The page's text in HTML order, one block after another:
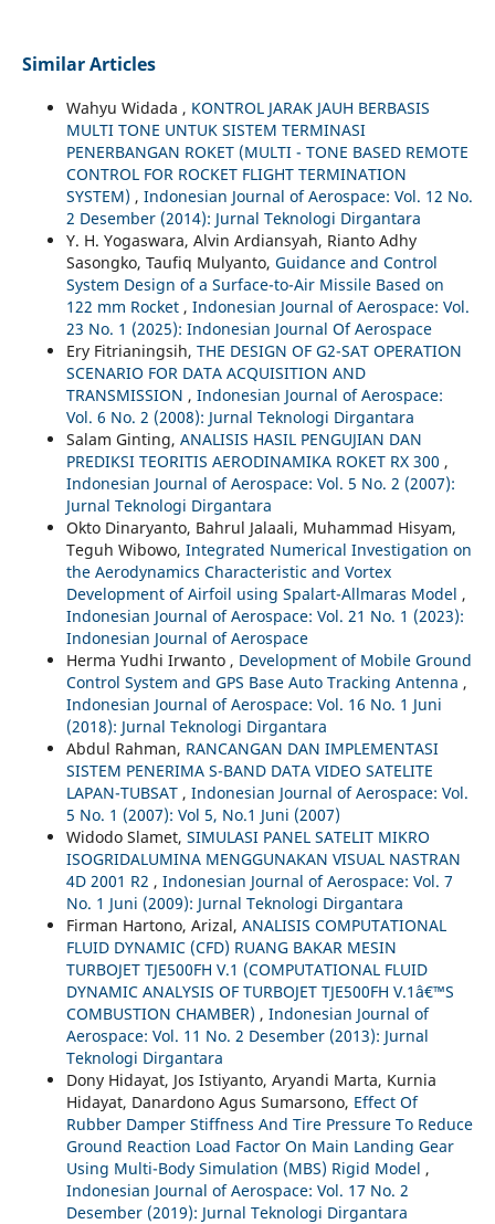
Similar Articles
Wahyu Widada , KONTROL JARAK JAUH BERBASIS
MULTI TONE UNTUK SISTEM TERMINASI
PENERBANGAN ROKET (MULTI - TONE BASED REMOTE
CONTROL FOR ROCKET FLIGHT TERMINATION
SYSTEM) , Indonesian Journal of Aerospace: Vol. 12 No.
2 Desember (2014): Jurnal Teknologi Dirgantara
Y. H. Yogaswara, Alvin Ardiansyah, Rianto Adhy
Sasongko, Taufiq Mulyanto, Guidance and Control
System Design of a Surface-to-Air Missile Based on
122 mm Rocket , Indonesian Journal of Aerospace: Vol.
23 No. 1 (2025): Indonesian Journal Of Aerospace
Ery Fitrianingsih, THE DESIGN OF G2-SAT OPERATION
SCENARIO FOR DATA ACQUISITION AND
TRANSMISSION , Indonesian Journal of Aerospace:
Vol. 6 No. 2 (2008): Jurnal Teknologi Dirgantara
Salam Ginting, ANALISIS HASIL PENGUJIAN DAN
PREDIKSI TEORITIS AERODINAMIKA ROKET RX 300 ,
Indonesian Journal of Aerospace: Vol. 5 No. 2 (2007):
Jurnal Teknologi Dirgantara
Okto Dinaryanto, Bahrul Jalaali, Muhammad Hisyam,
Teguh Wibowo, Integrated Numerical Investigation on
the Aerodynamics Characteristic and Vortex
Development of Airfoil using Spalart-Allmaras Model ,
Indonesian Journal of Aerospace: Vol. 21 No. 1 (2023):
Indonesian Journal of Aerospace
Herma Yudhi Irwanto , Development of Mobile Ground
Control System and GPS Base Auto Tracking Antenna ,
Indonesian Journal of Aerospace: Vol. 16 No. 1 Juni
(2018): Jurnal Teknologi Dirgantara
Abdul Rahman, RANCANGAN DAN IMPLEMENTASI
SISTEM PENERIMA S-BAND DATA VIDEO SATELITE
LAPAN-TUBSAT , Indonesian Journal of Aerospace: Vol.
5 No. 1 (2007): Vol 5, No.1 Juni (2007)
Widodo Slamet, SIMULASI PANEL SATELIT MIKRO
ISOGRIDALUMINA MENGGUNAKAN VISUAL NASTRAN
4D 2001 R2 , Indonesian Journal of Aerospace: Vol. 7
No. 1 Juni (2009): Jurnal Teknologi Dirgantara
Firman Hartono, Arizal, ANALISIS COMPUTATIONAL
FLUID DYNAMIC (CFD) RUANG BAKAR MESIN
TURBOJET TJE500FH V.1 (COMPUTATIONAL FLUID
DYNAMIC ANALYSIS OF TURBOJET TJE500FH V.1â€™S
COMBUSTION CHAMBER) , Indonesian Journal of
Aerospace: Vol. 11 No. 2 Desember (2013): Jurnal
Teknologi Dirgantara
Dony Hidayat, Jos Istiyanto, Aryandi Marta, Kurnia
Hidayat, Danardono Agus Sumarsono, Effect Of
Rubber Damper Stiffness And Tire Pressure To Reduce
Ground Reaction Load Factor On Main Landing Gear
Using Multi-Body Simulation (MBS) Rigid Model ,
Indonesian Journal of Aerospace: Vol. 17 No. 2
Desember (2019): Jurnal Teknologi Dirgantara